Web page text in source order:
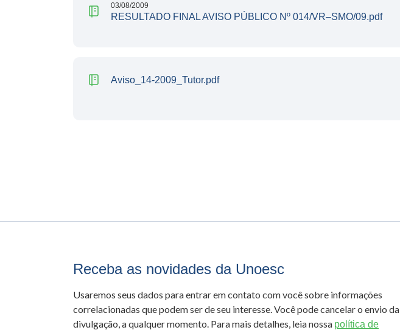
03/08/2009
RESULTADO FINAL AVISO PÚBLICO Nº 014/VR–SMO/09.pdf
Aviso_14-2009_Tutor.pdf
Receba as novidades da Unoesc
Usaremos seus dados para entrar em contato com você sobre informações
correlacionadas que podem ser de seu interesse. Você pode cancelar o envio da
divulgação, a qualquer momento. Para mais detalhes, leia nossa política de